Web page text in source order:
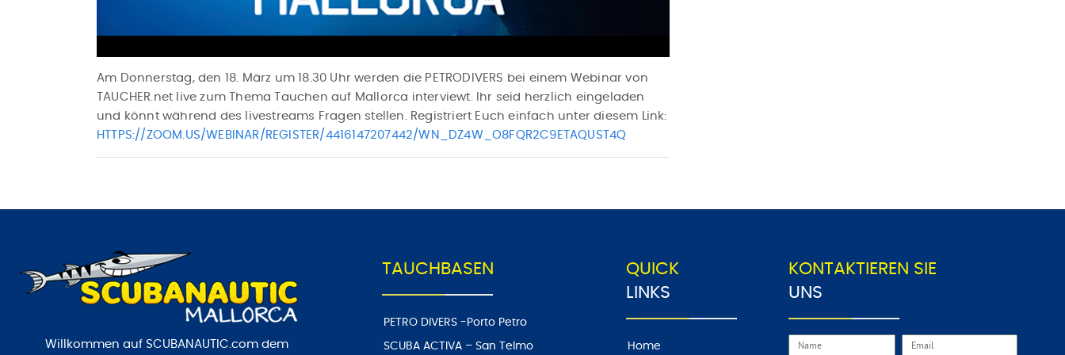
Am Donnerstag, den 18. März um 18.30 Uhr werden die PETRODIVERS bei einem Webinar von
TAUCHER.net live zum Thema Tauchen auf Mallorca interviewt. Ihr seid herzlich eingeladen
und könnt während des livestreams Fragen stellen. Registriert Euch einfach unter diesem Link:
HTTPS://ZOOM.US/WEBINAR/REGISTER/4416147207442/WN_DZ4W_O8FQR2C9ETAQUST4Q
Willkommen auf SCUBANAUTIC.com dem
TAUCHBASEN
PETRO DIVERS -Porto Petro
SCUBA ACTIVA – San Telmo
QUICK
LINKS
Home
KONTAKTIEREN SIE
UNS